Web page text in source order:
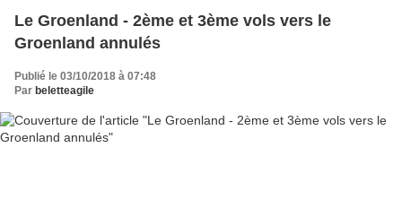
Le Groenland - 2ème et 3ème vols vers le
Groenland annulés
Publié le 03/10/2018 à 07:48
Par beletteagile